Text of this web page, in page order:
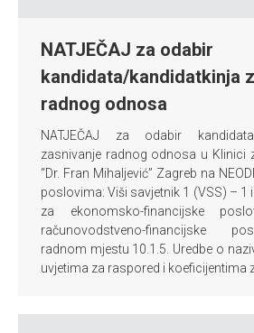
NATJEČAJ za odabir
kandidata/kandidatkinja
radnog odnosa
NATJEČAJ za odabir
zasnivanje radnog odnosa u Klinici
“Dr. Fran Mihaljević” Zagreb na
poslovima: Viši savjetnik 1 (VSS) – 1
za ekonomsko-financijske
računovodstveno-financijske
radnom mjestu 10.1.5. Uredbe o
uvjetima za raspored i koeficijentima